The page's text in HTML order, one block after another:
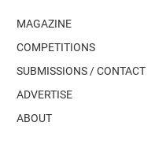
MAGAZINE
COMPETITIONS
SUBMISSIONS / CONTACT
ADVERTISE
ABOUT